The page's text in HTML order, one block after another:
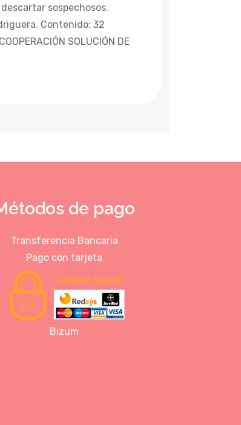
sospechosos.
Contenido: 32
SOLUCIÓN DE
de pago
Transferencia Bancaria
Pago con tarjeta
Bizum